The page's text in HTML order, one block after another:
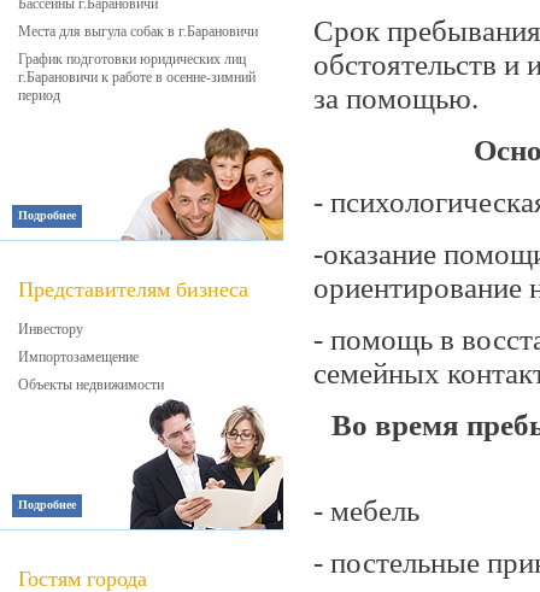
Бассейны г.Барановичи
Места для выгула собак в г.Барановичи
График подготовки юридических лиц
г.Барановичи к работе в осенне-зимний
период
Подробнее
Представителям бизнеса
Инвестору
Импортозамещение
Объекты недвижимости
Подробнее
Гостям города
Срок
обстоятельств
за помощью.
-
-оказание
ориентирование
- помощь в
семейных
Во время
- мебель
- постельные